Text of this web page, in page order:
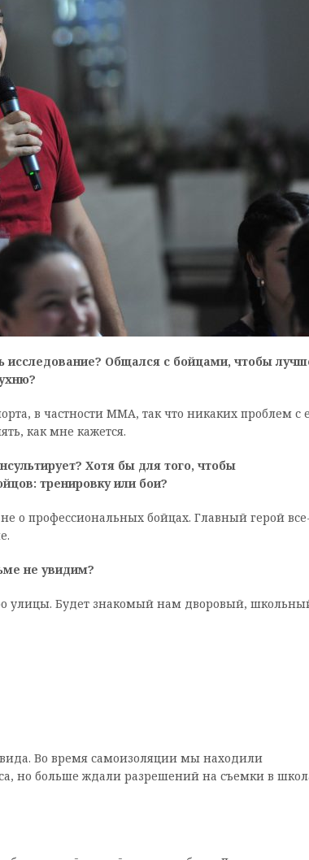
исследование? Общался с бойцами, чтобы
в частности ММА, так что никаких проблем с
как мне кажется.
Хотя бы для того, чтобы
тренировку или бои?
о профессиональных бойцах. Главный герой
не увидим?
улицы. Будет знакомый нам дворовый,
Во время самоизоляции мы находили
но больше ждали разрешений на съемки в